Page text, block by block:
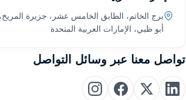
برج الخاتم، الطابق الخامس عشر، جزيرة
أبو ظبي، الإمارات العربية المتحدة
تواصل معنا عبر وسائل التواصل